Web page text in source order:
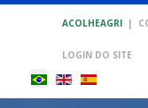
ACOLHEAGRI |
LOGIN DO SITE